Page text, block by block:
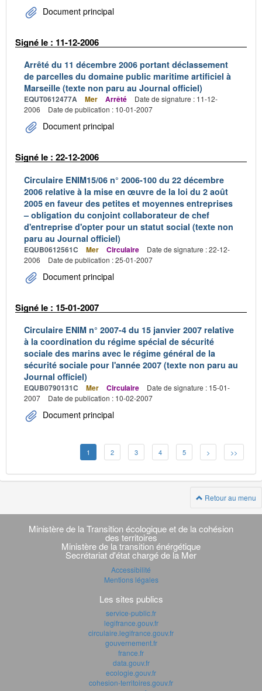
Document principal
Signé le : 11-12-2006
Arrêté du 11 décembre 2006 portant déclassement
de parcelles du domaine public maritime artificiel à
Marseille (texte non paru au Journal officiel)
EQUT0612477A Mer Arrêté
Date de signature : 11-12-
2006
Date de publication : 10-01-2007
Document principal
Signé le : 22-12-2006
Circulaire ENIM15/06 n° 2006-100 du 22 décembre
2006 relative à la mise en œuvre de la loi du 2 août
2005 en faveur des petites et moyennes entreprises
– obligation du conjoint collaborateur de chef
d'entreprise d'opter pour un statut social (texte non
paru au Journal officiel)
EQUB0612561C Mer Circulaire
Date de signature : 22-12-
2006
Date de publication : 25-01-2007
Document principal
Signé le : 15-01-2007
Circulaire ENIM n° 2007-4 du 15 janvier 2007 relative
à la coordination du régime spécial de sécurité
sociale des marins avec le régime général de la
sécurité sociale pour l'année 2007 (texte non paru au
Journal officiel)
EQUB0790131C Mer Circulaire
Date de signature : 15-01-
2007
Date de publication : 10-02-2007
Document principal
1 2 3 4 5 > >>
Retour au menu
Navigation
transverse
Ministère de la Transition écologique et de la cohésion
des territoires
Ministère de la transition énérgétique
Secrétariat d'état chargé de la Mer
Accessibilité
Mentions légales
Les sites publics
service-public.fr
legifrance.gouv.fr
circulaire.legifrance.gouv.fr
gouvernement.fr
france.fr
data.gouv.fr
ecologie.gouv.fr
cohesion-territoires.gouv.fr